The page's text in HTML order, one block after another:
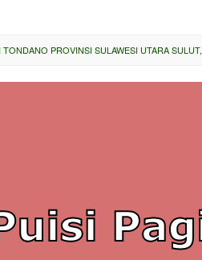
TONDANO PROVINSI SULAWESI UTARA